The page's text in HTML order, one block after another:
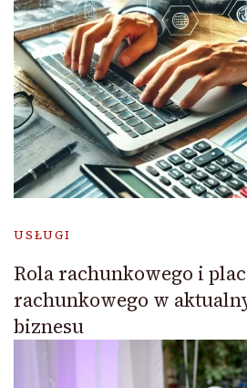
USŁUGI
Rola rachunkowego i
rachunkowego w
biznesu